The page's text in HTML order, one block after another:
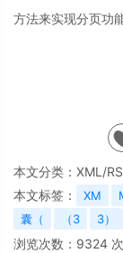
方法来实现分页功
本文分类： XML/
本文标签：
XM
囊（
（3 3）
浏览次数： 9324